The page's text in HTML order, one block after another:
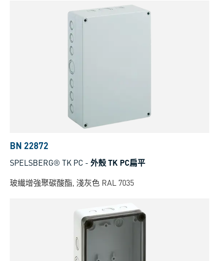
BN 22872
SPELSBERG® TK PC - 外殼 TK PC扁平
玻纎增強聚碳酸酯, 淺灰色 RAL 7035